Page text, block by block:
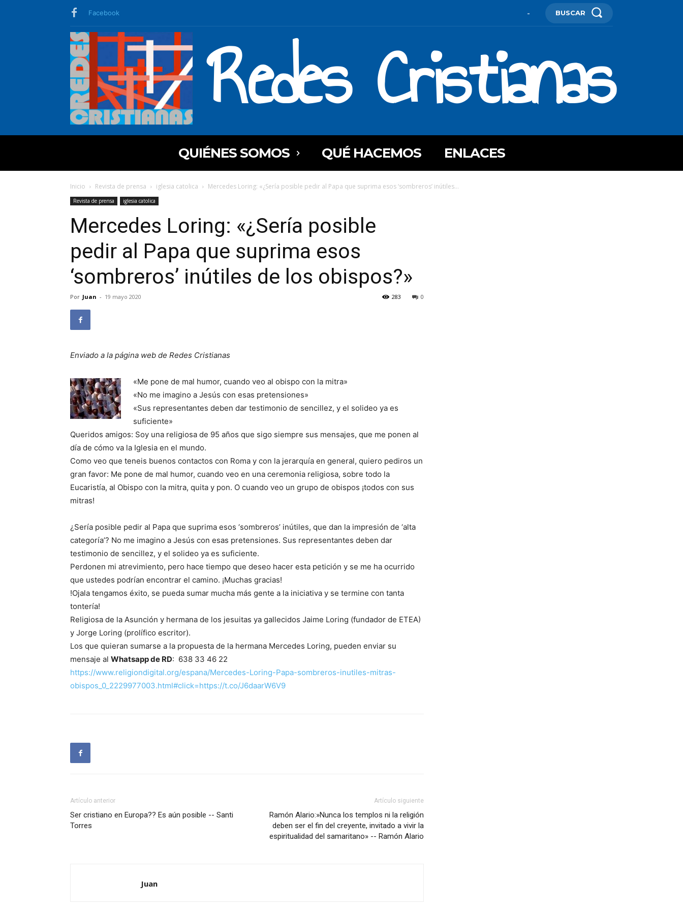
Facebook - BUSCAR
Redes Cristianas
QUIÉNES SOMOS QUÉ HACEMOS ENLACES
Inicio Revista de prensa iglesia catolica Mercedes Loring: «¿Sería posible pedir al Papa que suprima esos ‘sombreros’ inútiles...
Revista de prensa iglesia catolica
Mercedes Loring: «¿Sería posible
pedir al Papa que suprima esos
‘sombreros’ inútiles de los obispos?»
Por Juan - 19 mayo 2020 0
283
Enviado a la página web de Redes Cristianas
«Me pone de mal humor, cuando veo al obispo con la mitra»
«No me imagino a Jesús con esas pretensiones»
«Sus representantes deben dar testimonio de sencillez, y el solideo ya es
suficiente»
Queridos amigos: Soy una religiosa de 95 años que sigo siempre sus mensajes, que me ponen al
día de cómo va la Iglesia en el mundo.
Como veo que teneis buenos contactos con Roma y con la jerarquía en general, quiero pediros un
gran favor: Me pone de mal humor, cuando veo en una ceremonia religiosa, sobre todo la
Eucaristía, al Obispo con la mitra, quita y pon. O cuando veo un grupo de obispos ¡todos con sus
mitras!
¿Sería posible pedir al Papa que suprima esos ‘sombreros’ inútiles, que dan la impresión de ‘alta
categoría’? No me imagino a Jesús con esas pretensiones. Sus representantes deben dar
testimonio de sencillez, y el solideo ya es suficiente.
Perdonen mi atrevimiento, pero hace tiempo que deseo hacer esta petición y se me ha ocurrido
que ustedes podrían encontrar el camino. ¡Muchas gracias!
!Ojala tengamos éxito, se pueda sumar mucha más gente a la iniciativa y se termine con tanta
tontería!
Religiosa de la Asunción y hermana de los jesuitas ya gallecidos Jaime Loring (fundador de ETEA)
y Jorge Loring (prolífico escritor).
Los que quieran sumarse a la propuesta de la hermana Mercedes Loring, pueden enviar su
mensaje al Whatsapp de RD: 638 33 46 22
https://www.religiondigital.org/espana/Mercedes-Loring-Papa-sombreros-inutiles-mitras-
obispos_0_2229977003.html#click=https://t.co/J6daarW6V9
Artículo anterior
Ser cristiano en Europa?? Es aún posible -- Santi
Torres
Artículo siguiente
Ramón Alario:»Nunca los templos ni la religión
deben ser el fin del creyente, invitado a vivir la
espiritualidad del samaritano» -- Ramón Alario
Juan